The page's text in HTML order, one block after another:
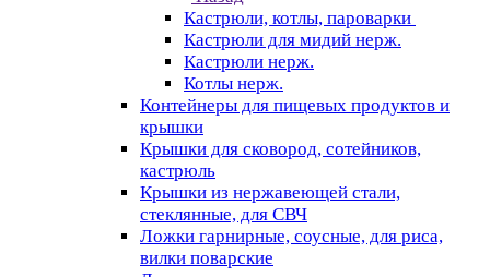
Кастрюли, котлы, пароварки
Кастрюли для мидий нерж.
Кастрюли нерж.
Котлы нерж.
Контейнеры для пищевых продуктов и
крышки
Крышки для сковород, сотейников,
кастрюль
Крышки из нержавеющей стали,
стеклянные, для СВЧ
Ложки гарнирные, соусные, для риса,
вилки поварские